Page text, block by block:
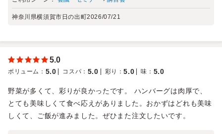
神奈川県横須賀市日の出町2026/07/21
5.0
ボリューム ： 5.0 コスパ ： 5.0 彩り ：5.0 味 ： 5.0
野菜が多くて、彩りが良かったです。 ハンバーグは肉厚で、
とても美味しくて食べ応えがありました。おかずはどれも美味
しくて、ご飯が進みました。ぜひまた注文したいです。